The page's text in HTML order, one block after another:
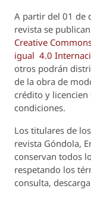
A partir del 01 de
revista se
Creative
igual 4.0
otros podrán
de la obra de
crédito y licencien
condiciones.
Los titulares de
revista Góndola,
conservan todos
respetando los
consulta,